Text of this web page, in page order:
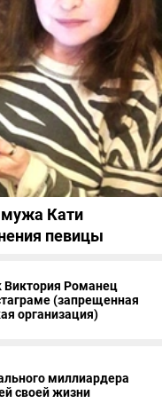
Кати
певицы
Виктория Романец
(запрещенная
организация)
миллиардера
своей жизни